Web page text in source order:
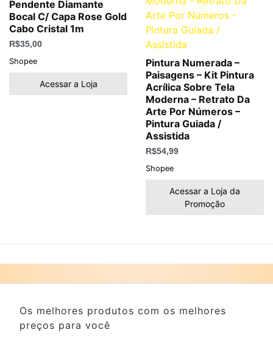
Pendente Diamante
Bocal C/ Capa Rose Gold
Cabo Cristal 1m
R$35,00
Shopee
Acessar a Loja
Pintura Numerada –
Paisagens – Kit Pintura
Acrílica Sobre Tela
Moderna – Retrato Da
Arte Por Números –
Pintura Guiada /
Assistida
R$54,99
Shopee
Acessar a Loja da
Promoção
Os melhores produtos com os melhores
preços para você